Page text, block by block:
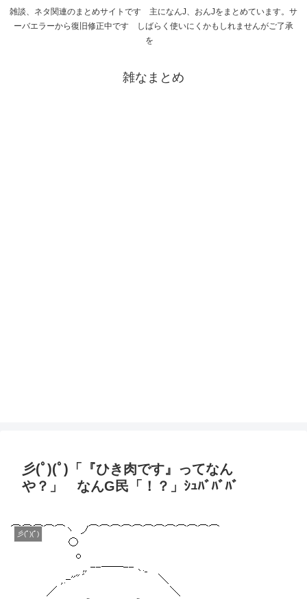
雑談、ネタ関連のまとめサイトです 主になんJ、おんJをまとめています。サ
ーバエラーから復旧修正中です しばらく使いにくかもしれませんがご了承
を
雑なまとめ
彡(ﾟ)(ﾟ)「『ひき肉です』ってなん
や？」 なんG民「！？」ｼｭﾊﾞﾊﾞﾊﾞ
彡(ﾟ)(ﾟ)